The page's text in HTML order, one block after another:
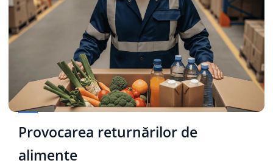
Provocarea returnărilor de
alimente